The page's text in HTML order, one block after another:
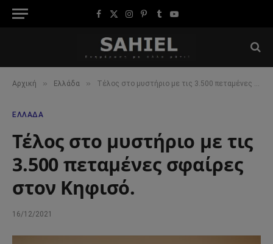
Facebook
X
Instagram
Pinterest
TumblrYouTube
Αρχική » Ελλάδα » Τέλος στο μυστήριο με τις 3.500 πεταμένες σφαίρες στον Κηφισό.
ΕΛΛΆΔΑ
Τέλος στο μυστήριο με τις
3.500 πεταμένες σφαίρες
στον Κηφισό.
16/12/2021